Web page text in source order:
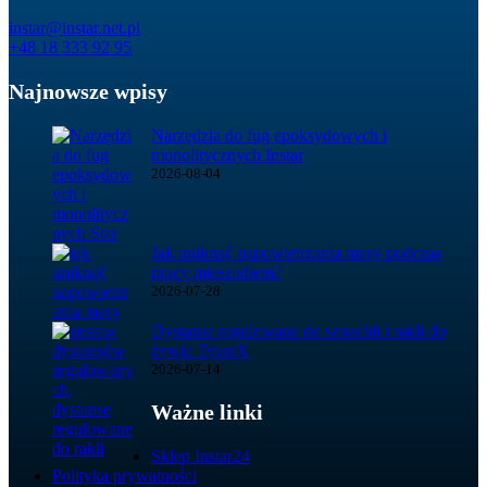
instar@instar.net.pl
+48 18 333 92 95
Najnowsze wpisy
Narzędzia do fug epoksydowych i
monolitycznych Instar
2026-08-04
Jak uniknąć napowietrzania masy podczas
pracy mieszadłem?
2026-07-28
Dystanse regulowane do szpachli i rakli do
żywic TytanX
2026-07-14
Ważne linki
Sklep Instar24
Polityka prywatności